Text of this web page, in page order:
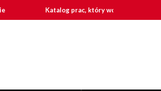
Katalog prac, który wchodzą w zakres prac